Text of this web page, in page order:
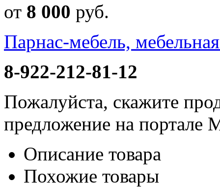
от 8 000 руб.
Парнас-мебель,
8-922-212-81-12
Пожалуйста, скажите
предложение на портале
Описание товара
Похожие товары